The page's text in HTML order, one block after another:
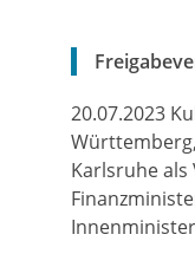
20.07.2023
Karlsruhe